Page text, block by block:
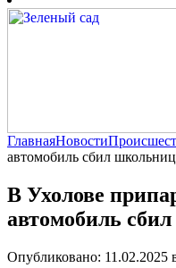
ГлавнаяНовости
автомобиль сбил
В Ухолове
автомобиль
Опубликовано: 11.02.2025